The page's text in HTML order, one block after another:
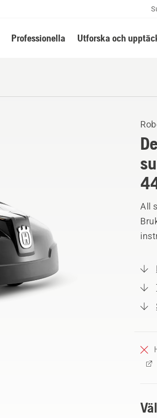
Professionella Utforska och
All